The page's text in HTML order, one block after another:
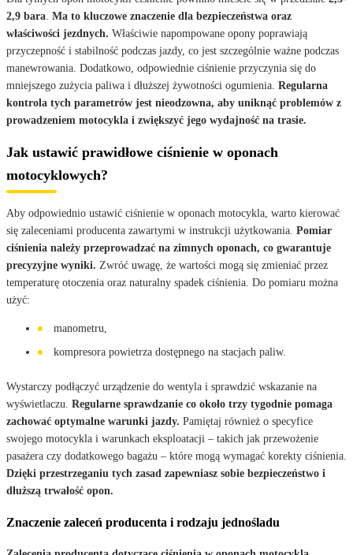
2,9 bara Ma to kluczowe znaczenie dla bezpieczeństwa oraz
właściwości jezdnych. Właściwie napompowane opony poprawiają
przyczepność i stabilność podczas jazdy, co jest szczególnie ważne podczas
manewrowania. Dodatkowo, odpowiednie ciśnienie przyczynia się do
mniejszego zużycia paliwa i dłuższej żywotności ogumienia. Regularna
kontrola tych parametrów jest nieodzowna, aby uniknąć problemów z
prowadzeniem motocykla i zwiększyć jego wydajność na trasie.
Jak ustawić prawidłowe ciśnienie w oponach
motocyklowych?
Aby odpowiednio ustawić ciśnienie w oponach motocykla, warto kierować
się zaleceniami producenta zawartymi w instrukcji użytkowania. Pomiar
ciśnienia należy przeprowadzać na zimnych oponach, co gwarantuje
precyzyjne wyniki. Zwróć uwagę, że wartości mogą się zmieniać przez
temperaturę otoczenia oraz naturalny spadek ciśnienia. Do pomiaru można
użyć:
manometru,
kompresora powietrza dostępnego na stacjach paliw.
Wystarczy podłączyć urządzenie do wentyla i sprawdzić wskazanie na
wyświetlaczu. Regularne sprawdzanie co około trzy tygodnie pomaga
zachować optymalne warunki jazdy. Pamiętaj również o specyfice
swojego motocykla i warunkach eksploatacji – takich jak przewożenie
pasażera czy dodatkowego bagażu – które mogą wymagać korekty ciśnienia.
Dzięki przestrzeganiu tych zasad zapewniasz sobie bezpieczeństwo i
dłuższą trwałość opon.
Znaczenie zaleceń producenta i rodzaju jednośladu